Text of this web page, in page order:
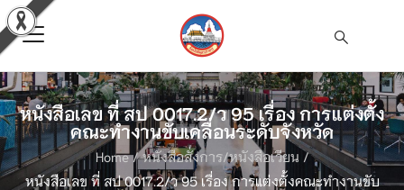
หนังสือเลข ที่ สป 0017.2/ว 95 เรื่อง การแต่งตั้ง
คณะทำงานขับเคลื่อนระดับจังหวัด
Home/ หนังสือสั่งการ/หนังสือเวียน /
หนังสือเลข ที่ สป 0017.2/ว 95 เรื่อง การแต่งตั้งคณะทำงานขับ